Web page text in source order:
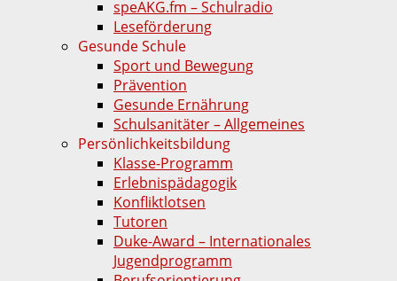
speAKG.fm – Schulradio
Leseförderung
Gesunde Schule
Sport und Bewegung
Prävention
Gesunde Ernährung
Schulsanitäter – Allgemeines
Persönlichkeitsbildung
Klasse-Programm
Erlebnispädagogik
Konfliktlotsen
Tutoren
Duke-Award – Internationales
Jugendprogramm